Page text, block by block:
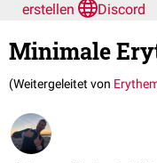
erstellen
Discord
Minimale
(Weitergeleitet von